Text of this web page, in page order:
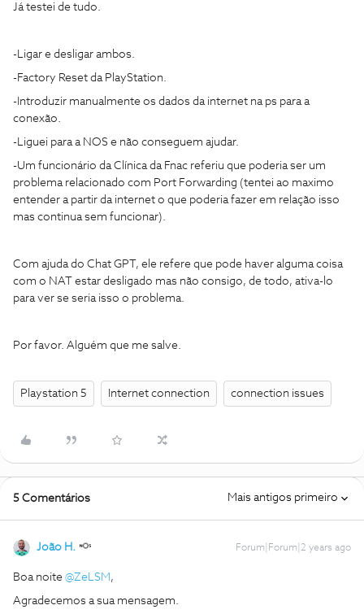
Já testei de tudo.
-Ligar e desligar ambos.
-Factory Reset da PlayStation.
-Introduzir manualmente os dados da internet na ps para a
conexão.
-Liguei para a NOS e não conseguem ajudar.
-Um funcionário da Clínica da Fnac referiu que poderia ser um
problema relacionado com Port Forwarding (tentei ao maximo
entender a partir da internet o que poderia fazer em relação isso
mas continua sem funcionar).
Com ajuda do Chat GPT, ele refere que pode haver alguma coisa
com o NAT estar desligado mas não consigo, de todo, ativa-lo
para ver se seria isso o problema.
Por favor. Alguém que me salve.
Playstation 5 Internet connection connection issues
5 Comentários Mais antigos primeiro
João H. Forum|Forum|2 years ago
Boa noite @ZeLSM ,
Agradecemos a sua mensagem.